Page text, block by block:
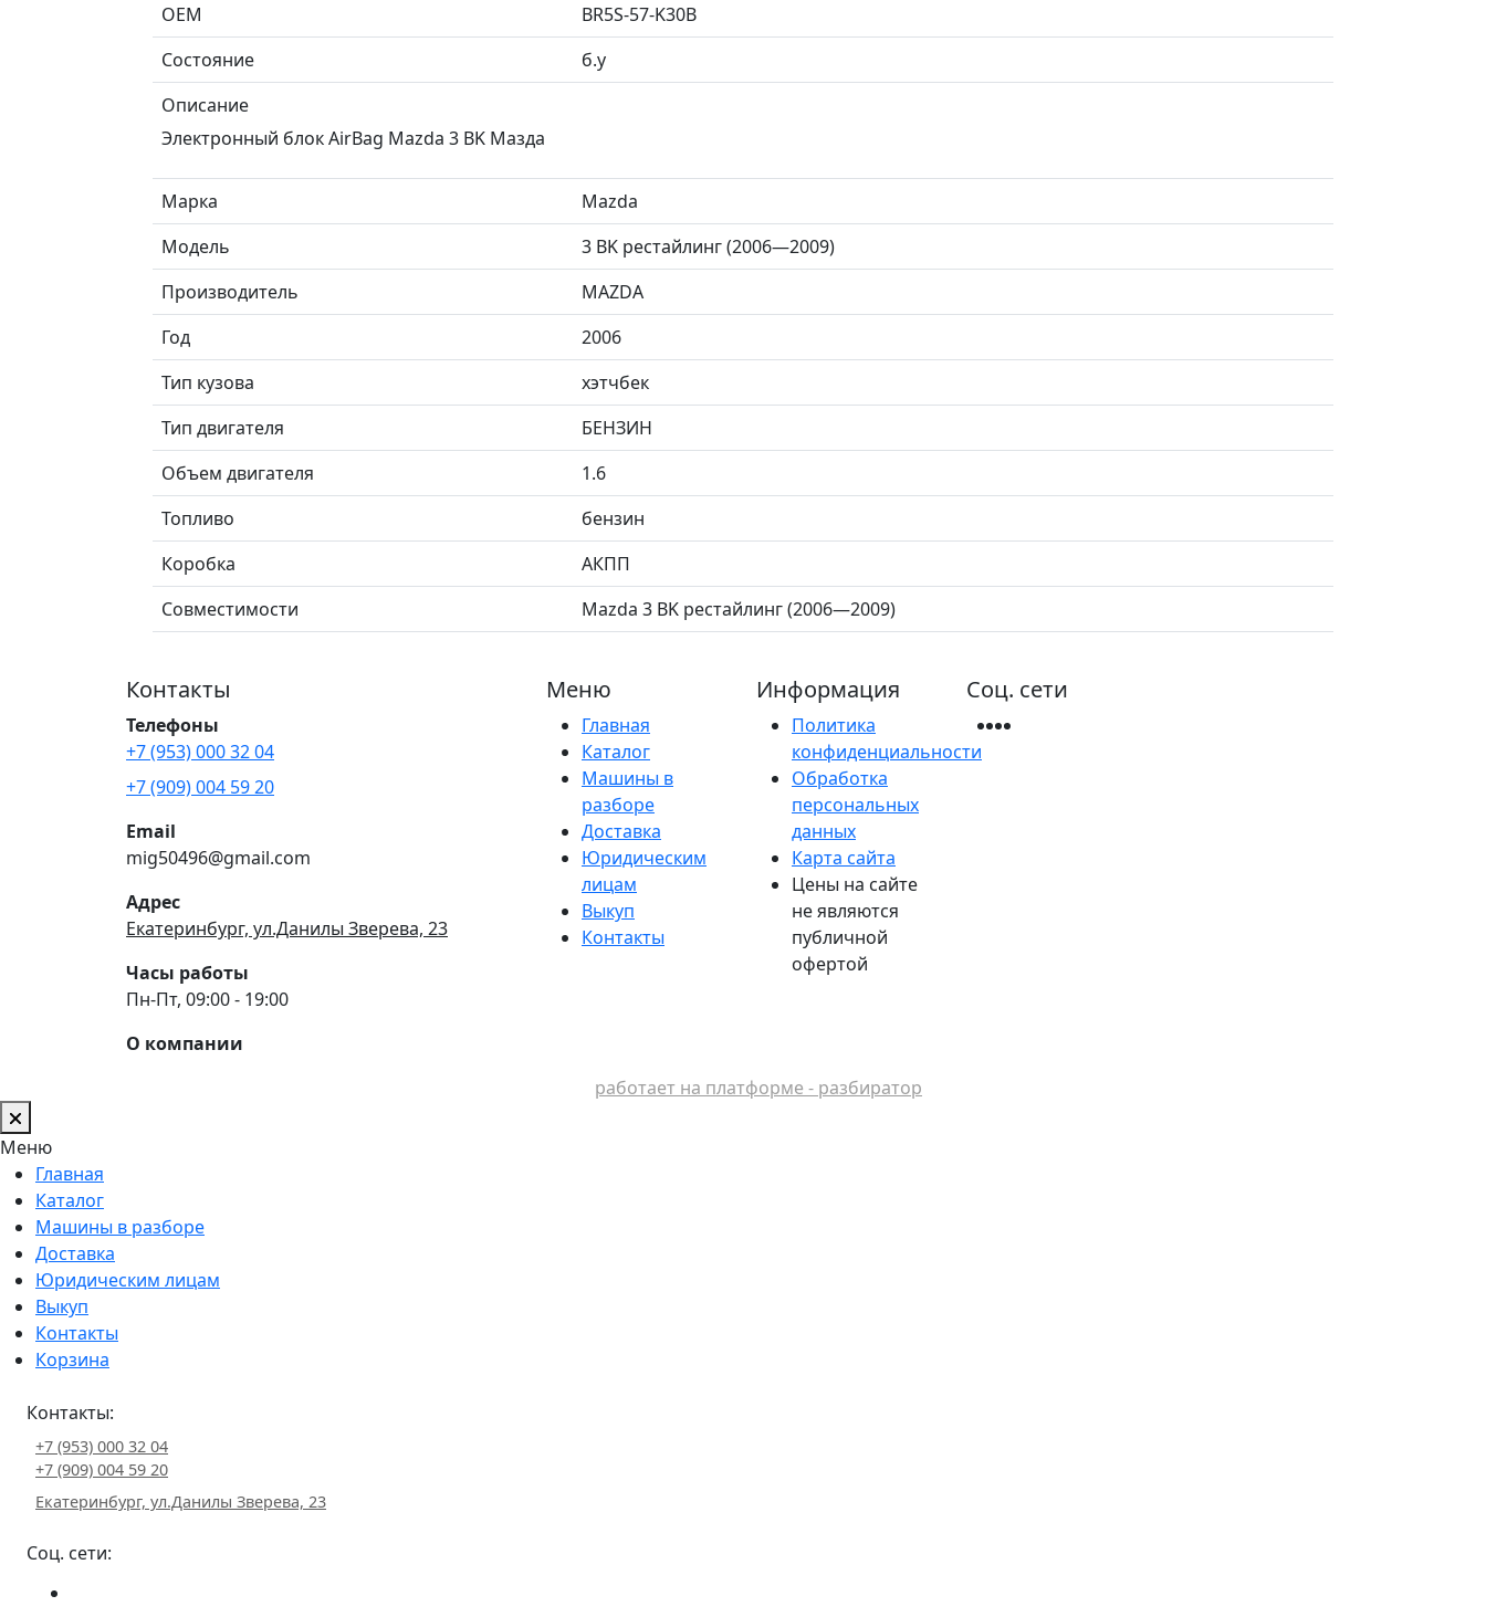
ОЕМ
BR5S-57-K30B
Состояние
б.у
Описание
Электронный блок AirBag Mazda 3 BK Мазда
Марка
Mazda
Модель
3 BK рестайлинг (2006—2009)
Производитель
MAZDA
Год
2006
Тип кузова
хэтчбек
Тип двигателя
БЕНЗИН
Объем двигателя
1.6
Топливо
бензин
Коробка
АКПП
Совместимости
Mazda 3 BK рестайлинг (2006—2009)
Контакты
Телефоны
+7 (953) 000 32 04
+7 (909) 004 59 20
Email
mig50496@gmail.com
Адрес
Екатеринбург, ул.Данилы Зверева, 23
Часы работы
Пн-Пт, 09:00 - 19:00
О компании
Меню
Главная
Каталог
Машины в
разборе
Доставка
Юридическим
лицам
Выкуп
Контакты
Информация
Политика
конфиденциальности
Обработка
персональных
данных
Карта сайта
Цены на сайте
не являются
публичной
офертой
Соц. сети
работает на платформе - разбиратор
Меню
Главная
Каталог
Машины в разборе
Доставка
Юридическим лицам
Выкуп
Контакты
Корзина
Контакты:
+7 (953) 000 32 04
+7 (909) 004 59 20
Екатеринбург, ул.Данилы Зверева, 23
Соц. сети: